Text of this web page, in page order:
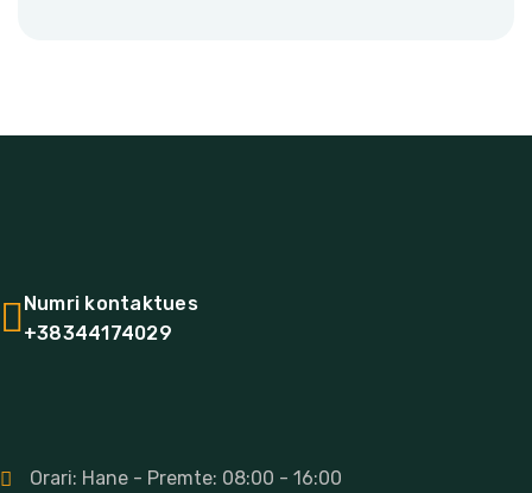
Numri kontaktues
+38344174029
Orari: Hane - Premte: 08:00 - 16:00